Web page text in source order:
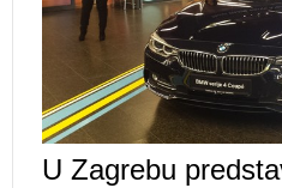
U Zagrebu